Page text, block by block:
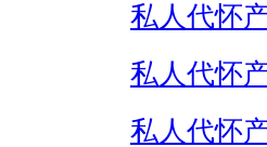
私人代怀
私人代怀
私人代怀